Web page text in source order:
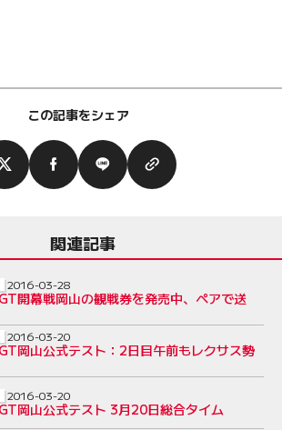
この記事をシェア
関連記事
開幕戦岡山の観戦券を発売中、ペアで送
2016-03-28
岡山公式テスト：2日目午前もレクサス勢
2016-03-20
岡山公式テスト 3月20日総合タイム
2016-03-20